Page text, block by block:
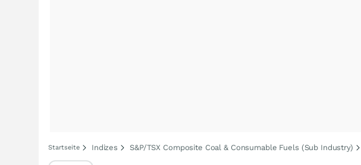
Startseite Indizes S&P/TSX Composite Coal & Consumable Fuels (Sub Industry)